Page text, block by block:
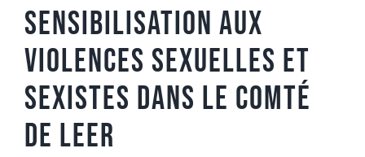
Sensibilisation aux
violences sexuelles et
sexistes dans le Comté
de Leer